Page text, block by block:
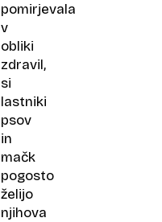
pomirjevala
v
obliki
zdravil,
si
lastniki
psov
in
mačk
pogosto
želijo
njihova